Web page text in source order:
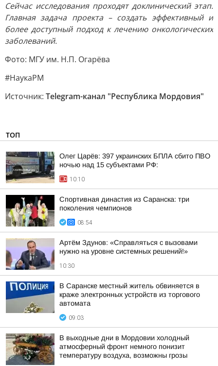
Сейчас исследования проходят доклинический этап.
Главная задача проекта – создать эффективный и
более доступный подход к лечению онкологических
заболеваний.
Фото: МГУ им. Н.П. Огарёва
#НаукаРМ
Источник: Telegram-канал "Республика Мордовия"
ТОП
Олег Царёв: 397 украинских БПЛА сбито ПВО
ночью над 15 субъектами РФ:
10:10
Спортивная династия из Саранска: три
поколения чемпионов
08:54
Артём Здунов: «Справляться с вызовами
нужно на уровне системных решений!»
10:30
В Саранске местный житель обвиняется в
краже электронных устройств из торгового
автомата
09:03
В выходные дни в Мордовии холодный
атмосферный фронт немного понизит
температуру воздуха, возможны грозы